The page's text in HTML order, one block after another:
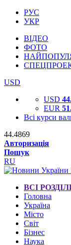
РУС
УКР
ВІДЕО
ФОТО
USD
USD
EUR
Всі курси
44.4869
Авторизація
Пошук
RU
ВСІ
Головна
Україна
Місто
Світ
Бізнес
Наука